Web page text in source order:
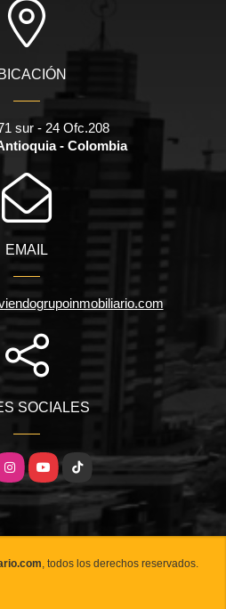
sur - 24 Ofc.208
- Colombia
EMAIL
SOCIALES
YouTubeTikTok
, todos los derechos reservados.